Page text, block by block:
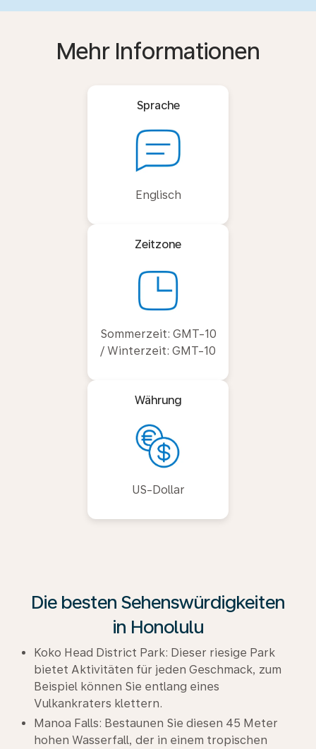
Mehr Informationen
Sprache
Englisch
Zeitzone
Sommerzeit: GMT-10
/ Winterzeit: GMT-10
Währung
US-Dollar
Die besten Sehenswürdigkeiten
in Honolulu
Koko Head District Park: Dieser riesige Park
bietet Aktivitäten für jeden Geschmack, zum
Beispiel können Sie entlang eines
Vulkankraters klettern.
Manoa Falls: Bestaunen Sie diesen 45 Meter
hohen Wasserfall, der in einem tropischen